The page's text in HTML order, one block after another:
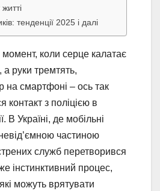
тенденції 2025 і далі
момент, коли серце калатає
а руки тремтять,
смартфоні – ось так
контакт з поліцією в
В Україні, де мобільні
частиною
служб перетворився
інстинктивний процес,
можуть врятувати